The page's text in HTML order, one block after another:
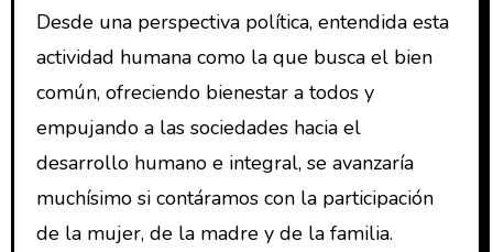
Desde una perspectiva política, entendida esta
actividad humana como la que busca el bien
común, ofreciendo bienestar a todos y
empujando a las sociedades hacia el
desarrollo humano e integral, se avanzaría
muchísimo si contáramos con la participación
de la mujer, de la madre y de la familia.